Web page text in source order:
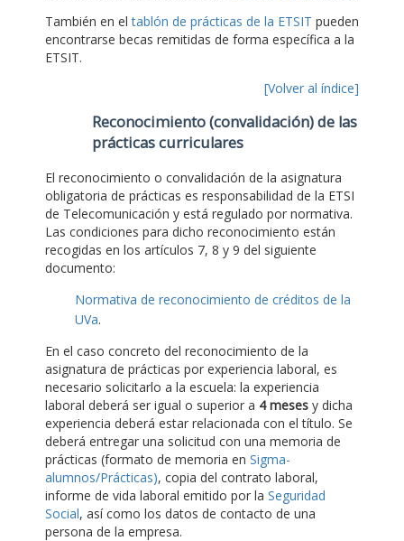
También en eltablón de prácticas de la ETSIT pueden
encontrarse becas remitidas de forma específica a la
ETSIT.
[Volver al índice]
Reconocimiento (convalidación) de las
prácticas curriculares
El reconocimiento o convalidación de la asignatura
obligatoria de prácticas es responsabilidad de la ETSI
de Telecomunicación y está regulado por normativa.
Las condiciones para dicho reconocimiento están
recogidas en los artículos 7, 8 y 9 del siguiente
documento:
Normativa de reconocimiento de créditos de la
UVa.
En el caso concreto del reconocimiento de la
asignatura de prácticas por experiencia laboral, es
necesario solicitarlo a la escuela: la experiencia
laboral deberá ser igual o superior a 4 meses y dicha
experiencia deberá estar relacionada con el título. Se
deberá entregar una solicitud con una memoria de
prácticas (formato de memoria en Sigma-
alumnos/Prácticas), copia del contrato laboral,
informe de vida laboral emitido por la Seguridad
Social, así como los datos de contacto de una
persona de la empresa.